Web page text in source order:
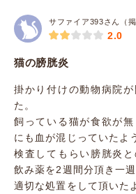
サファイア393さん（
2.0
猫の膀胱炎
掛かり付けの動物病院
た。
飼っている猫が食欲が
にも血が混じっていたよ
検査してもらい膀胱炎
飲み薬を2週間分頂き一
適切な処置をして頂いた